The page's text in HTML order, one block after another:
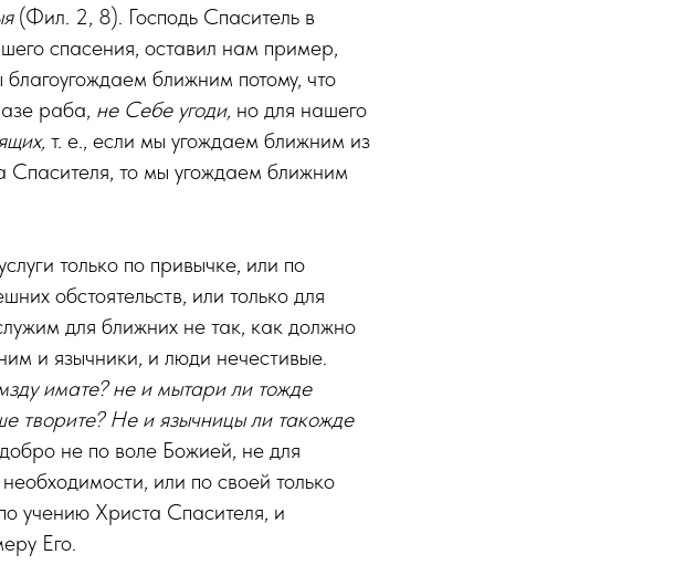
(Фил. 2, 8). Господь Спаситель в
спасения, оставил нам пример,
ближним потому, что
раба, не Себе угоди, но для нашего
т. е., если мы угождаем ближним из
Спасителя, то мы угождаем ближним
только по привычке, или по
обстоятельств, или только для
для ближних не так, как должно
и язычники, и люди нечестивые.
имате? не и мытари ли тожде
творите? Не и язычницы ли такожде
не по воле Божией, не для
или по своей только
учению Христа Спасителя, и
Его.